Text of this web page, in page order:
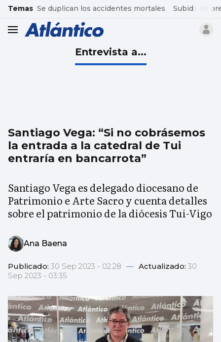
common.go-to-content
Temas Se duplican los accidentes mortales Subida de
header.menu.open
Entrevista a...
Santiago Vega: “Si no cobrásemos
la entrada a la catedral de Tui
entraría en bancarrota”
Santiago Vega es delegado diocesano de
Patrimonio e Arte Sacro y cuenta detalles
sobre el patrimonio de la diócesis Tui-Vigo
Ana Baena
Publicado: 30 Sep 2023 - 02:28 — Actualizado: 30
Sep 2023 - 03:35